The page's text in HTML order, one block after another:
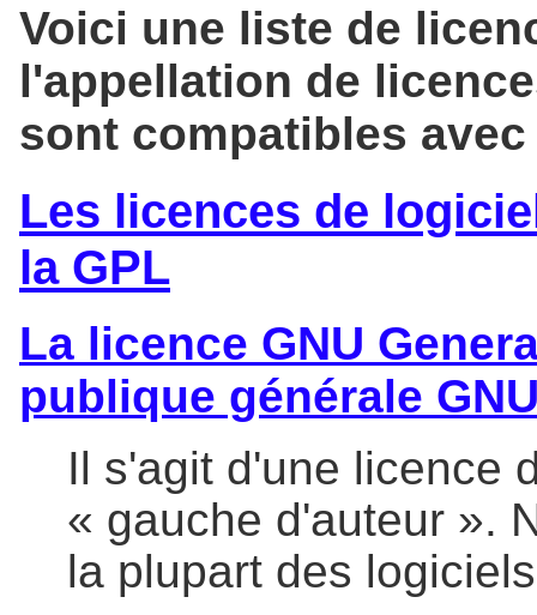
Voici une liste de
l'appellation de
sont compatibles
Les licences de
la GPL
La licence GNU
publique générale
Il s'agit d'une licence
« gauche d'auteur ».
la plupart des